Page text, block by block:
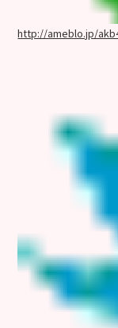
http://ameblo.jp/